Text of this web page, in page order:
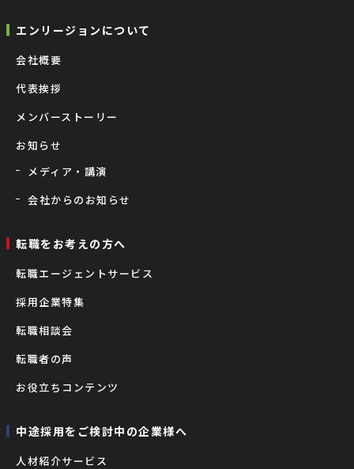
エンリージョンについて
会社概要
代表挨拶
メンバーストーリー
お知らせ
メディア・講演
会社からのお知らせ
転職をお考えの⽅へ
転職エージェントサービス
採用企業特集
転職相談会
転職者の声
お役立ちコンテンツ
中途採用をご検討中の企業様へ
⼈材紹介サービス